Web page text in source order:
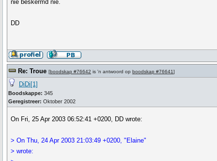
nie beskermd nie.
DD
Re: Troue [boodskap #76642 is 'n antwoord op boodskap #76641]
DiDi[1]
Boodskappe: 345
Geregistreer: Oktober 2002
On Fri, 25 Apr 2003 06:52:41 +0200, DD wrote:
> On Thu, 24 Apr 2003 21:03:49 +0200, "Elaine"
> wrote: